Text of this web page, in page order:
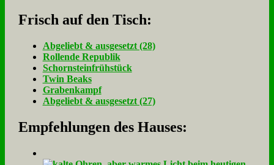
Frisch auf den Tisch:
Ab­ge­liebt & aus­ge­setzt (28)
Rol­len­de Re­pu­blik
Schorn­stein­früh­stück
Twin Beaks
Gra­ben­kampf
Ab­ge­liebt & aus­ge­setzt (27)
Empfehlungen des Hauses: